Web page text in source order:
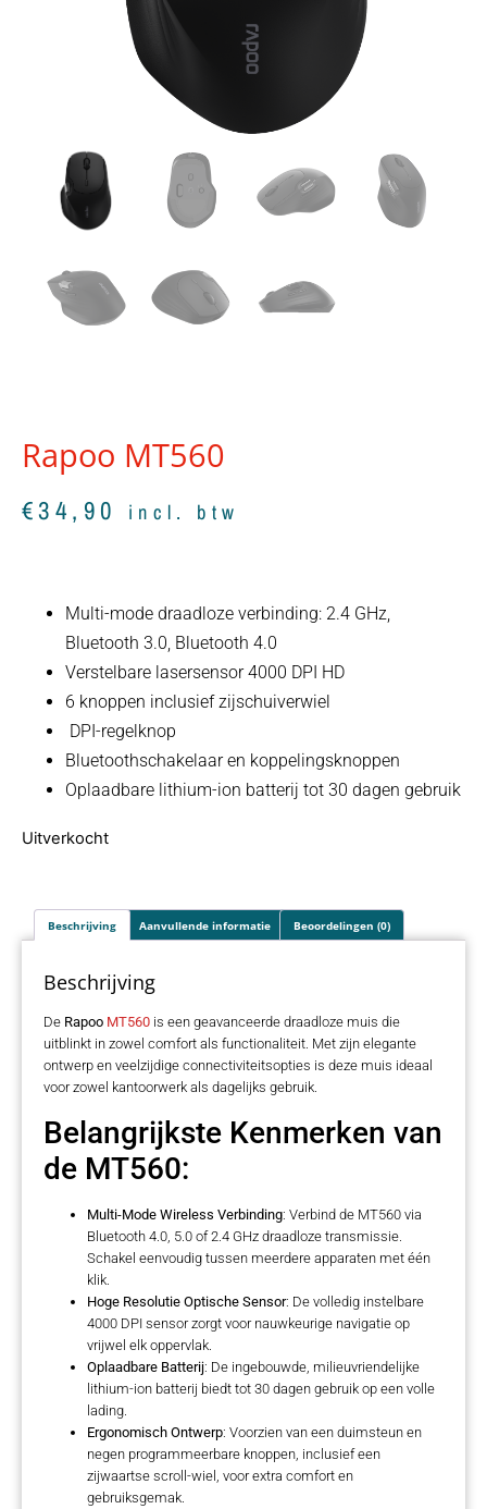
Rapoo MT560
€34,90 incl. btw
Multi-mode draadloze verbinding: 2.4 GHz,
Bluetooth 3.0, Bluetooth 4.0
Verstelbare lasersensor 4000 DPI HD
6 knoppen inclusief zijschuiverwiel
DPI-regelknop
Bluetoothschakelaar en koppelingsknoppen
Oplaadbare lithium-ion batterij tot 30 dagen gebruik
Uitverkocht
Beschrijving Aanvullende informatie Beoordelingen (0)
Beschrijving
De Rapoo MT560 is een geavanceerde draadloze muis die
uitblinkt in zowel comfort als functionaliteit. Met zijn elegante
ontwerp en veelzijdige connectiviteitsopties is deze muis ideaal
voor zowel kantoorwerk als dagelijks gebruik.
Belangrijkste Kenmerken van
de MT560:
Multi-Mode Wireless Verbinding: Verbind de MT560 via
Bluetooth 4.0, 5.0 of 2.4 GHz draadloze transmissie.
Schakel eenvoudig tussen meerdere apparaten met één
klik.
Hoge Resolutie Optische Sensor: De volledig instelbare
4000 DPI sensor zorgt voor nauwkeurige navigatie op
vrijwel elk oppervlak.
Oplaadbare Batterij: De ingebouwde, milieuvriendelijke
lithium-ion batterij biedt tot 30 dagen gebruik op een volle
lading.
Ergonomisch Ontwerp: Voorzien van een duimsteun en
negen programmeerbare knoppen, inclusief een
zijwaartse scroll-wiel, voor extra comfort en
gebruiksgemak.